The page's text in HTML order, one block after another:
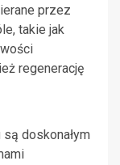
przez
takie jak
regenerację
doskonałym